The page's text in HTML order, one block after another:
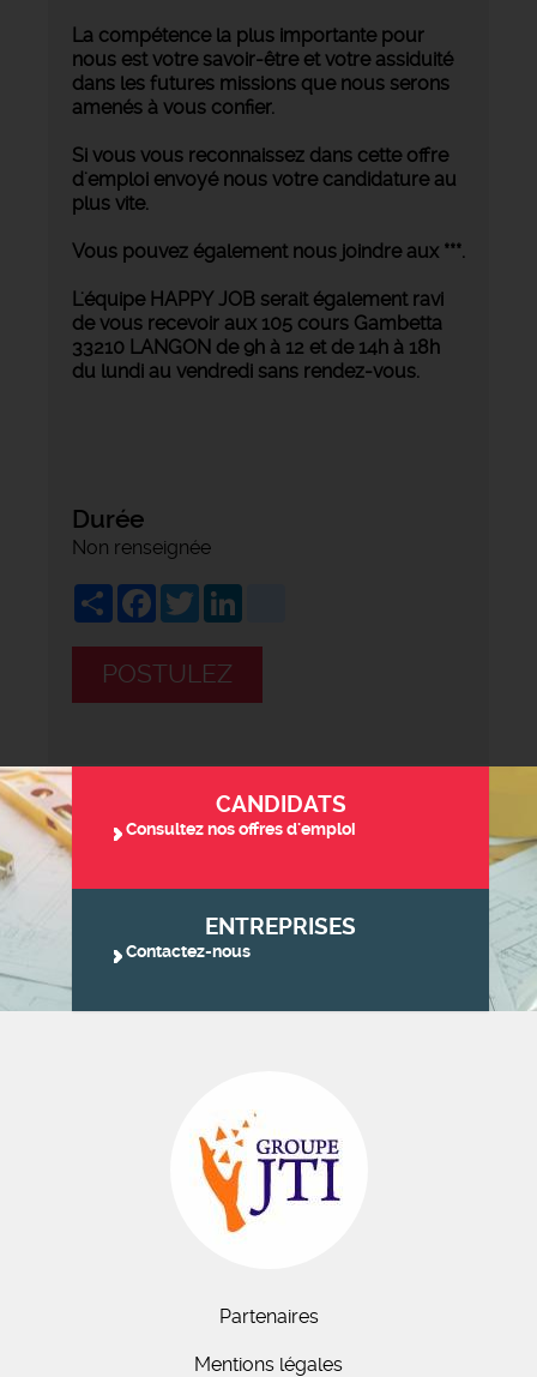
La compétence la plus importante pour
nous est votre savoir-être et votre assiduité
dans les futures missions que nous serons
amenés à vous confier.
Si vous vous reconnaissez dans cette offre
d'emploi envoyé nous votre candidature au
plus vite.
Vous pouvez également nous joindre aux ***.
L'équipe HAPPY JOB serait également ravi
de vous recevoir aux 105 cours Gambetta
33210 LANGON de 9h à 12 et de 14h à 18h
du lundi au vendredi sans rendez-vous.
Durée
Non renseignée
ShareFacebook
Twitter
POSTULEZ
CANDIDATS
Consultez nos offres d'emploi
ENTREPRISES
Contactez-nous
Partenaires
Mentions légales